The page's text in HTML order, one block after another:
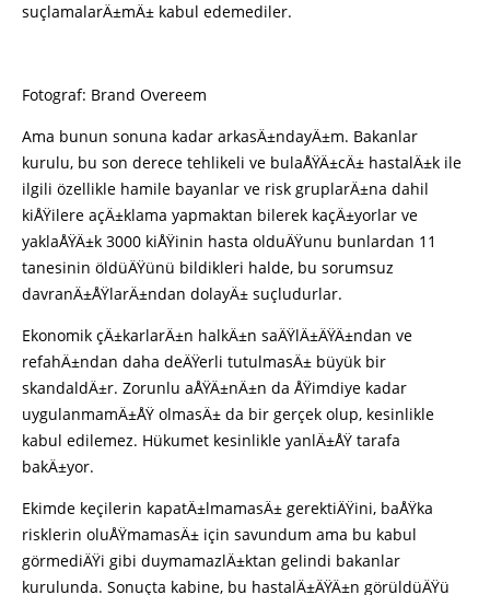
suçlamalarÄ±mÄ± kabul edemediler.
Fotograf: Brand Overeem
Ama bunun sonuna kadar arkasÄ±ndayÄ±m. Bakanlar
kurulu, bu son derece tehlikeli ve bulaÅŸÄ±cÄ± hastalÄ±k ile
ilgili özellikle hamile bayanlar ve risk gruplarÄ±na dahil
kiÅŸilere açÄ±klama yapmaktan bilerek kaçÄ±yorlar ve
yaklaÅŸÄ±k 3000 kiÅŸinin hasta olduÄŸunu bunlardan 11
tanesinin öldüÄŸünü bildikleri halde, bu sorumsuz
davranÄ±ÅŸlarÄ±ndan dolayÄ± suçludurlar.
Ekonomik çÄ±karlarÄ±n halkÄ±n saÄŸlÄ±ÄŸÄ±ndan ve
refahÄ±ndan daha deÄŸerli tutulmasÄ± büyük bir
skandaldÄ±r. Zorunlu aÅŸÄ±nÄ±n da ÅŸimdiye kadar
uygulanmamÄ±ÅŸ olmasÄ± da bir gerçek olup, kesinlikle
kabul edilemez. Hükumet kesinlikle yanlÄ±ÅŸ tarafa
bakÄ±yor.
Ekimde keçilerin kapatÄ±lmamasÄ± gerektiÄŸini, baÅŸka
risklerin oluÅŸmamasÄ± için savundum ama bu kabul
görmediÄŸi gibi duymamazlÄ±ktan gelindi bakanlar
kurulunda. Sonuçta kabine, bu hastalÄ±ÄŸÄ±n görüldüÄŸü